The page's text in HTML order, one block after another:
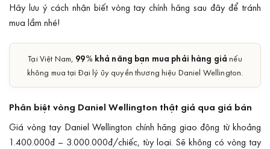
Hãy lưu ý cách nhận biết vòng tay chính hãng sau đây để tránh
mua lầm nhé!
Tại Việt Nam, 99% khả năng bạn mua phải hàng giảnếu
không mua tại Đại lý ủy quyền thương hiệu Daniel Wellington.
Phân biệt vòng Daniel Wellington thật giả qua giá bán
Giá vòng tay Daniel Wellington chính hãng giao động từ khoảng
1.400.000đ – 3.000.000đ/chiếc, tùy loại. Sẽ không có vòng tay